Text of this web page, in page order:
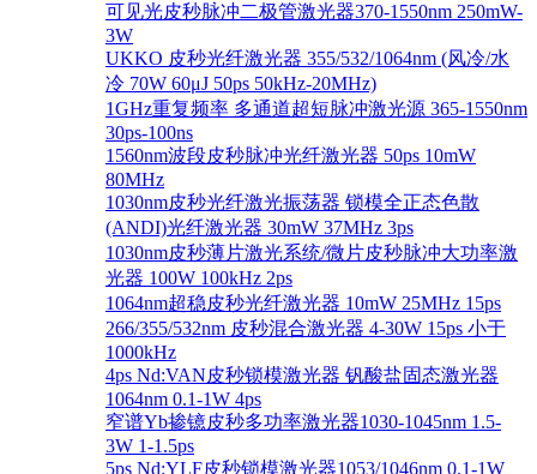
可见光皮秒脉冲二极管激光器370-1550nm 250mW-
3W
UKKO 皮秒光纤激光器 355/532/1064nm (风冷/水
冷 70W 60μJ 50ps 50kHz-20MHz)
1GHz重复频率 多通道超短脉冲激光源 365-1550nm
30ps-100ns
1560nm波段皮秒脉冲光纤激光器 50ps 10mW
80MHz
1030nm皮秒光纤激光振荡器 锁模全正态色散
(ANDI)光纤激光器 30mW 37MHz 3ps
1030nm皮秒薄片激光系统/微片皮秒脉冲大功率激
光器 100W 100kHz 2ps
1064nm超稳皮秒光纤激光器 10mW 25MHz 15ps
266/355/532nm 皮秒混合激光器 4-30W 15ps 小于
1000kHz
4ps Nd:VAN皮秒锁模激光器 钒酸盐固态激光器
1064nm 0.1-1W 4ps
窄谱Yb掺镱皮秒多功率激光器1030-1045nm 1.5-
3W 1-1.5ps
5ps Nd:YLF皮秒锁模激光器1053/1046nm 0.1-1W